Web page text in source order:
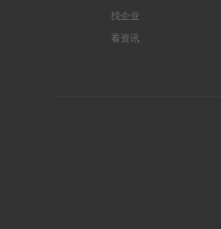
找企业
看资讯